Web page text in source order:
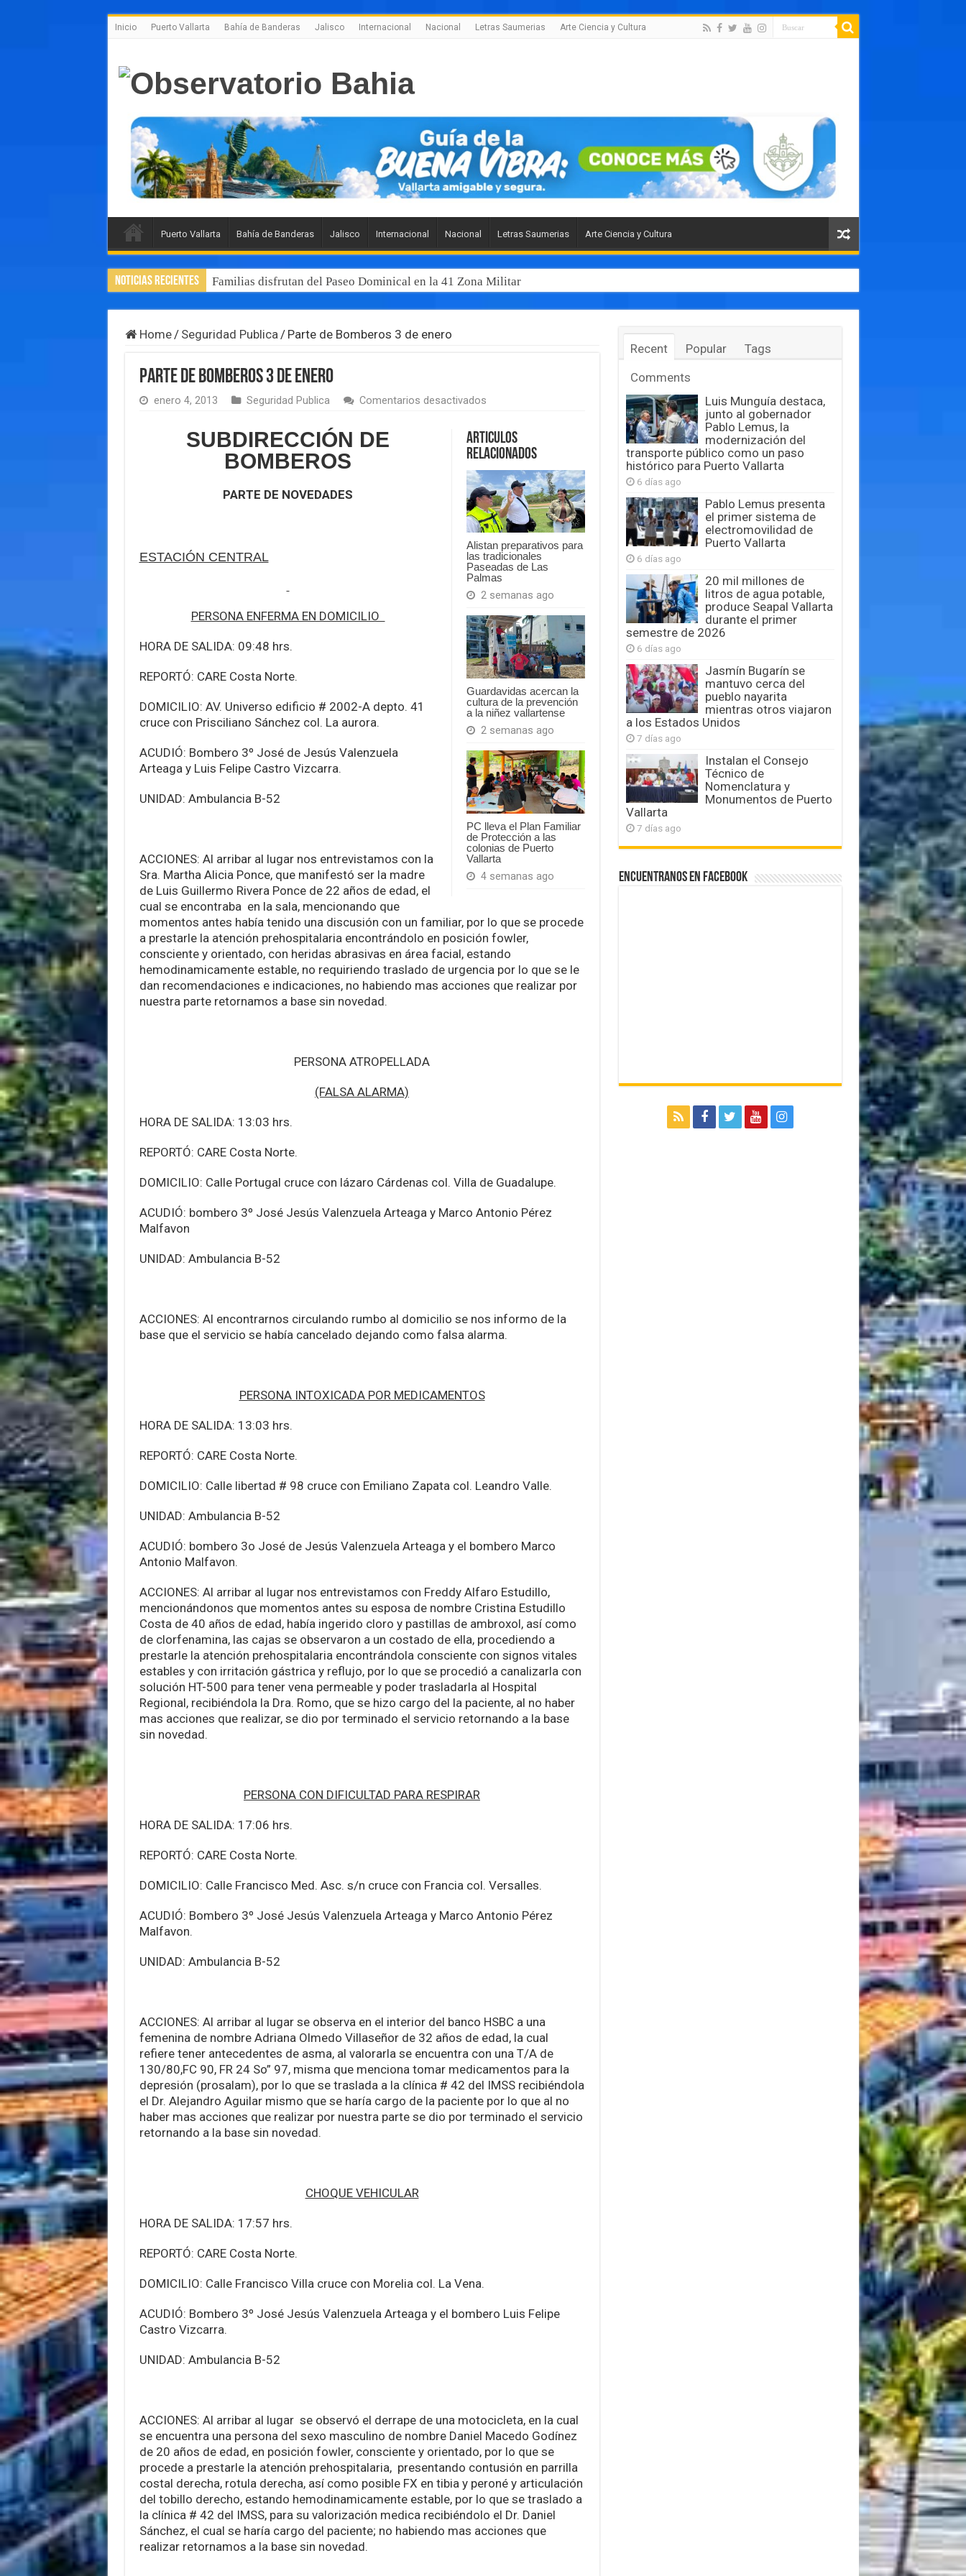
Inicio Puerto Vallarta Bahía de Banderas Jalisco Internacional Nacional Letras Saumerias Arte Ciencia y Cultura
Puerto Vallarta Bahía de Banderas Jalisco Internacional Nacional Letras Saumerias Arte Ciencia y Cultura
Noticias Recientes Familias disfrutan del Paseo Dominical en la 41 Zona Militar
Home / Seguridad Publica / Parte de Bomberos 3 de enero
Parte de Bomberos 3 de enero
enero 4, 2013 Seguridad Publica Comentarios desactivadosen
Bomberos
3
de
enero
Articulos
Relacionados
Alistan preparativos para
las tradicionales
Paseadas de Las
Palmas
2 semanas ago
Guardavidas acercan la
cultura de la prevención
a la niñez vallartense
2 semanas ago
PC lleva el Plan Familiar
de Protección a las
colonias de Puerto
Vallarta
4 semanas ago
SUBDIRECCIÓN DE
BOMBEROS
PARTE DE NOVEDADES
ESTACIÓN CENTRAL
PERSONA ENFERMA EN DOMICILIO
HORA DE SALIDA: 09:48 hrs.
REPORTÓ: CARE Costa Norte.
DOMICILIO: AV. Universo edificio # 2002-A depto. 41
cruce con Prisciliano Sánchez col. La aurora.
ACUDIÓ: Bombero 3º José de Jesús Valenzuela
Arteaga y Luis Felipe Castro Vizcarra.
UNIDAD: Ambulancia B-52
ACCIONES: Al arribar al lugar nos entrevistamos con la
Sra. Martha Alicia Ponce, que manifestó ser la madre
de Luis Guillermo Rivera Ponce de 22 años de edad, el
cual se encontraba en la sala, mencionando que
momentos antes había tenido una discusión con un familiar, por lo que se procede
a prestarle la atención prehospitalaria encontrándolo en posición fowler,
consciente y orientado, con heridas abrasivas en área facial, estando
hemodinamicamente estable, no requiriendo traslado de urgencia por lo que se le
dan recomendaciones e indicaciones, no habiendo mas acciones que realizar por
nuestra parte retornamos a base sin novedad.
PERSONA ATROPELLADA
(FALSA ALARMA)
HORA DE SALIDA: 13:03 hrs.
REPORTÓ: CARE Costa Norte.
DOMICILIO: Calle Portugal cruce con lázaro Cárdenas col. Villa de Guadalupe.
ACUDIÓ: bombero 3º José Jesús Valenzuela Arteaga y Marco Antonio Pérez
Malfavon
UNIDAD: Ambulancia B-52
ACCIONES: Al encontrarnos circulando rumbo al domicilio se nos informo de la
base que el servicio se había cancelado dejando como falsa alarma.
PERSONA INTOXICADA POR MEDICAMENTOS
HORA DE SALIDA: 13:03 hrs.
REPORTÓ: CARE Costa Norte.
DOMICILIO: Calle libertad # 98 cruce con Emiliano Zapata col. Leandro Valle.
UNIDAD: Ambulancia B-52
ACUDIÓ: bombero 3o José de Jesús Valenzuela Arteaga y el bombero Marco
Antonio Malfavon.
ACCIONES: Al arribar al lugar nos entrevistamos con Freddy Alfaro Estudillo,
mencionándonos que momentos antes su esposa de nombre Cristina Estudillo
Costa de 40 años de edad, había ingerido cloro y pastillas de ambroxol, así como
de clorfenamina, las cajas se observaron a un costado de ella, procediendo a
prestarle la atención prehospitalaria encontrándola consciente con signos vitales
estables y con irritación gástrica y reflujo, por lo que se procedió a canalizarla con
solución HT-500 para tener vena permeable y poder trasladarla al Hospital
Regional, recibiéndola la Dra. Romo, que se hizo cargo del la paciente, al no haber
mas acciones que realizar, se dio por terminado el servicio retornando a la base
sin novedad.
PERSONA CON DIFICULTAD PARA RESPIRAR
HORA DE SALIDA: 17:06 hrs.
REPORTÓ: CARE Costa Norte.
DOMICILIO: Calle Francisco Med. Asc. s/n cruce con Francia col. Versalles.
ACUDIÓ: Bombero 3º José Jesús Valenzuela Arteaga y Marco Antonio Pérez
Malfavon.
UNIDAD: Ambulancia B-52
ACCIONES: Al arribar al lugar se observa en el interior del banco HSBC a una
femenina de nombre Adriana Olmedo Villaseñor de 32 años de edad, la cual
refiere tener antecedentes de asma, al valorarla se encuentra con una T/A de
130/80,FC 90, FR 24 So” 97, misma que menciona tomar medicamentos para la
depresión (prosalam), por lo que se traslada a la clínica # 42 del IMSS recibiéndola
el Dr. Alejandro Aguilar mismo que se haría cargo de la paciente por lo que al no
haber mas acciones que realizar por nuestra parte se dio por terminado el servicio
retornando a la base sin novedad.
CHOQUE VEHICULAR
HORA DE SALIDA: 17:57 hrs.
REPORTÓ: CARE Costa Norte.
DOMICILIO: Calle Francisco Villa cruce con Morelia col. La Vena.
ACUDIÓ: Bombero 3º José Jesús Valenzuela Arteaga y el bombero Luis Felipe
Castro Vizcarra.
UNIDAD: Ambulancia B-52
ACCIONES: Al arribar al lugar se observó el derrape de una motocicleta, en la cual
se encuentra una persona del sexo masculino de nombre Daniel Macedo Godínez
de 20 años de edad, en posición fowler, consciente y orientado, por lo que se
procede a prestarle la atención prehospitalaria, presentando contusión en parrilla
costal derecha, rotula derecha, así como posible FX en tibia y peroné y articulación
del tobillo derecho, estando hemodinamicamente estable, por lo que se traslado a
la clínica # 42 del IMSS, para su valorización medica recibiéndolo el Dr. Daniel
Sánchez, el cual se haría cargo del paciente; no habiendo mas acciones que
realizar retornamos a la base sin novedad.
Recent Popular
Tags
Comments
Luis Munguía destaca,
junto al gobernador
Pablo Lemus, la
modernización del
transporte público como un paso
histórico para Puerto Vallarta
6 días ago
Pablo Lemus presenta
el primer sistema de
electromovilidad de
Puerto Vallarta
6 días ago
20 mil millones de
litros de agua potable,
produce Seapal Vallarta
durante el primer
semestre de 2026
6 días ago
Jasmín Bugarín se
mantuvo cerca del
pueblo nayarita
mientras otros viajaron
a los Estados Unidos
7 días ago
Instalan el Consejo
Técnico de
Nomenclatura y
Monumentos de Puerto
Vallarta
7 días ago
Encuentranos en Facebook